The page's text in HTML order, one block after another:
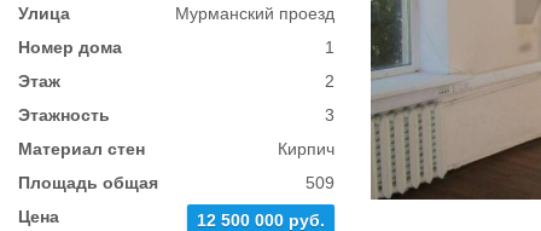
Улица
Мурманский проезд
Номер дома
1
Этаж
2
Этажность
3
Материал стен
Кирпич
Площадь общая
509
Цена
12 500 000 руб.